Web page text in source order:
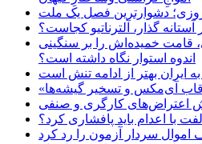
دشوارترین فصل یک ملت
آستانه گذار، آلترناتیو کجاست؟
قامت خمیده‌اش را بر سنگینی
اندوه استوار نگاه داشته است؟
بهتر از ادامه تنش است
قاب آی‌مکس و تسخیر گیشه‌ها
اعتراض‌های کارگری و صنفی
با اعدام باید پافشاری کرد؟
اموال سردار آزمون را رد کرد